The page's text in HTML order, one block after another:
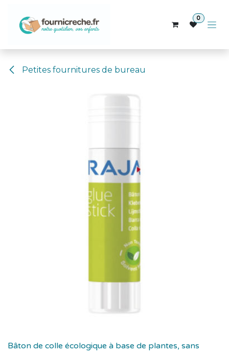
0
Petites fournitures de bureau
Bâton de colle écologique à base de plantes, sans